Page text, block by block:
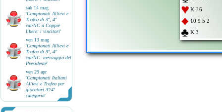
sab 14 mag
'Campionati Allievi e
Trofeo di 3ª, 4ª
cat/NC a Coppie
libere: i vincitori'
ven 13 mag
'Campionati Allievi e
Trofeo di 3ª, 4ª
cat/NC: messaggio del
Presidente'
ven 29 apr
'Campionati Italiani
Allievi e Trofeo per
giocatori 3ª/4ª
categoria'
K J 6
10 9 5 2
K 3